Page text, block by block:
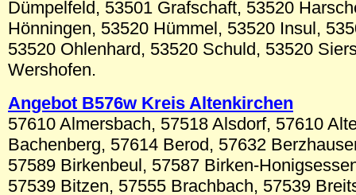
Dümpelfeld, 53501 Grafschaft, 53520
Hönningen, 53520 Hümmel, 53520 Insul,
53520 Ohlenhard, 53520 Schuld, 53520
Wershofen.
Angebot B576w Kreis Altenkirchen
57610 Almersbach, 57518 Alsdorf, 57610
Bachenberg, 57614 Berod, 57632
57589 Birkenbeul, 57587 Birken-
57539 Bitzen, 57555 Brachbach, 57539